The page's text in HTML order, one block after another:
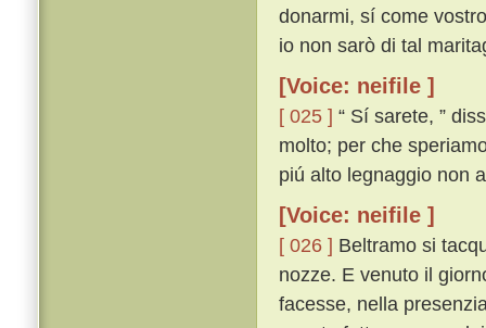
donarmi, sí come
io non sarò di tal
[Voice: neifile ]
[ 025 ] “ Sí sarete, ”
molto; per che
piú alto legnaggio non
[Voice: neifile ]
[ 026 ] Beltramo si
nozze. E venuto il
facesse, nella